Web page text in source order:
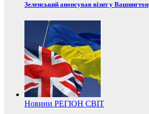
Зеленський анонсував візит у Вашингтон
Новини РЕГІОН СВІТ